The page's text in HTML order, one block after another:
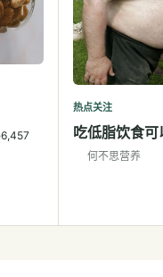
6,457
热点关注
吃低脂饮食可
何不思营养